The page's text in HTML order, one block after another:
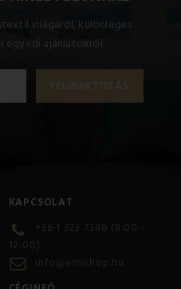
világáról, különleges
egyedi ajánlatokról
KAPCSOLAT
+36 1 323 7346 (8:00 -
12:00)
info@emishop.hu